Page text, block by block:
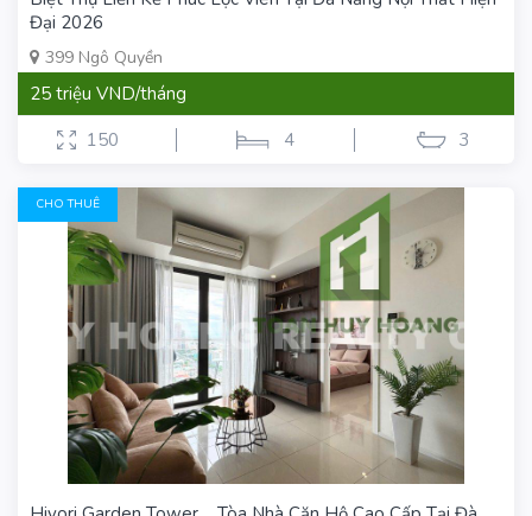
Đại 2026
399 Ngô Quyền
25 triệu VND/tháng
150
4 3
CHO THUÊ